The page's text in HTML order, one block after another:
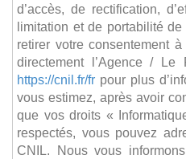
d’accès, de rectification,
limitation et de portabilité
retirer votre consentement
directement l’Agence /
https://cnil.fr/fr pour plus
vous estimez, après avoir
que vos droits «
respectés, vous pouvez
CNIL. Nous vous